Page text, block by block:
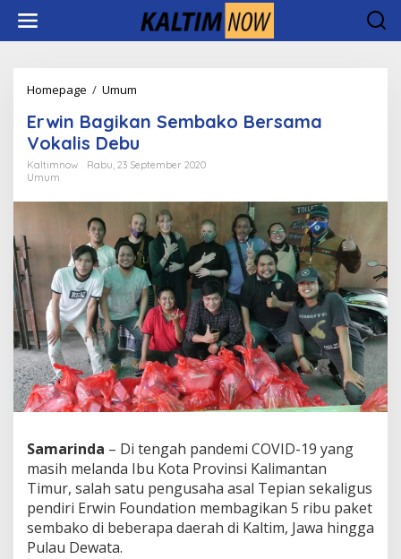
konten
Homepage / Umum
Sembako
Bersama
Vokalis
Debu
Erwin Bagikan Sembako Bersama
Vokalis Debu
Kaltimnow
Rabu, 23 September 2020
Umum
Samarinda – Di tengah pandemi COVID-19 yang
masih melanda Ibu Kota Provinsi Kalimantan
Timur, salah satu pengusaha asal Tepian sekaligus
pendiri Erwin Foundation membagikan 5 ribu paket
sembako di beberapa daerah di Kaltim, Jawa hingga
Pulau Dewata.